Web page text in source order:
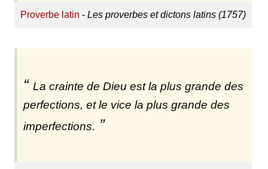
Proverbe latin - Les proverbes et dictons latins (1757)
La crainte de Dieu est la plus grande des
perfections, et le vice la plus grande des
imperfections.